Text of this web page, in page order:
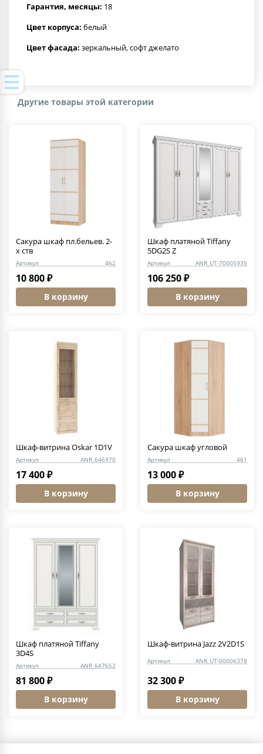
Гарантия, месяцы: 18
Цвет корпуса: белый
Цвет фасада: зеркальный, софт джелато
Другие товары этой категории
Сакура шкаф пл.бельев. 2-
х ств
Артикул 462
10 800 ₽
В корзину
Шкаф платяной Tiffany
5DG2S Z
Артикул ANR_UT-70005935
106 250 ₽
В корзину
Шкаф-витрина Oskar 1D1V
Артикул ANR_646970
17 400 ₽
В корзину
Сакура шкаф угловой
Артикул 461
13 000 ₽
В корзину
Шкаф платяной Tiffany
3D4S
Артикул ANR_647652
81 800 ₽
В корзину
Шкаф-витрина Jazz 2V2D1S
Артикул ANR_UT-00006378
32 300 ₽
В корзину